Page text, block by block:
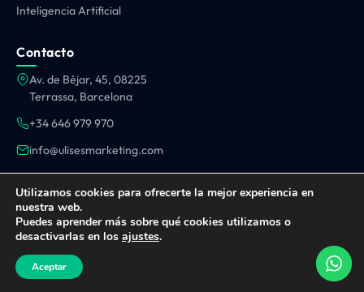
Inteligencia Artificial
Contacto
Av. de Béjar, 45, 08225
Terrassa, Barcelona
+34 646 979 970
info@ulisesmarketing.com
Barcelona Madrid Valencia Terrassa Sabadell
Santander
Zaragoza
© 2026 Ulises Marketing. Todos los derechos reservados.
Aviso Legal
Utilizamos cookies para ofrecerte la mejor experiencia en
nuestra web.
Puedes aprender más sobre qué cookies utilizamos o
desactivarlas en los ajustes.
Aceptar